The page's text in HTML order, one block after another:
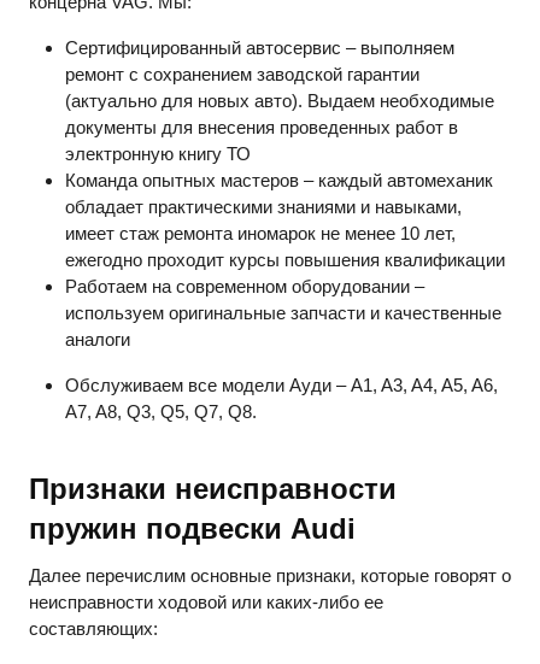
Сертифицированный автосервис – выполняем
ремонт с сохранением заводской гарантии
(актуально для новых авто). Выдаем необходимые
документы для внесения проведенных работ в
электронную книгу ТО
Команда опытных мастеров – каждый автомеханик
обладает практическими знаниями и навыками,
имеет стаж ремонта иномарок не менее 10 лет,
ежегодно проходит курсы повышения квалификации
Работаем на современном оборудовании –
используем оригинальные запчасти и качественные
аналоги
Обслуживаем все модели Ауди – A1, A3, A4, A5, A6,
A7, A8, Q3, Q5, Q7, Q8.
Признаки неисправности
пружин подвески Audi
Далее перечислим основные признаки, которые говорят о
неисправности ходовой или каких-либо ее
составляющих: